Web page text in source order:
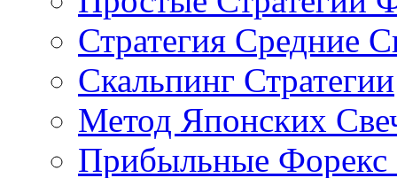
Стратегия Средние
Скальпинг Стратегии
Метод Японских
Прибыльные Форекс